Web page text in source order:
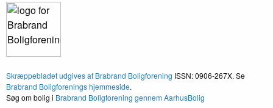
Skræppebladet udgives af Brabrand Boligforening ISSN: 0906-267X. Se
Brabrand Boligforenings hjemmeside.
Søg om bolig i Brabrand Boligforening gennem AarhusBolig